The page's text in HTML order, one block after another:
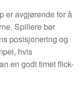
er avgjørende for å
Spillere bør
posisjonering og
hvis
en godt timet flick-